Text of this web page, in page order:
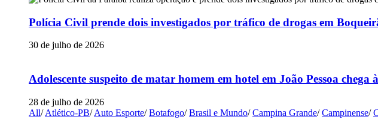
Polícia Civil prende dois investigados por tráfico de drogas em
30 de julho de 2026
Adolescente suspeito de matar homem em hotel em João Pessoa
28 de julho de 2026
All/ Atlético-PB/ Auto Esporte/ Botafogo/ Brasil e Mundo/ Campina Grande/ Campinense/